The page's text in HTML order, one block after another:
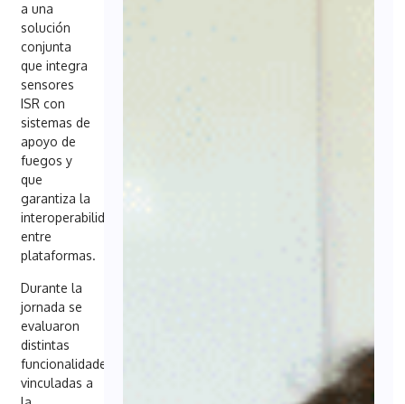
a una
solución
conjunta
que integra
sensores
ISR con
sistemas de
apoyo de
fuegos y
que
garantiza la
interoperabilidad
entre
plataformas.
Durante la
jornada se
evaluaron
distintas
funcionalidades
vinculadas a